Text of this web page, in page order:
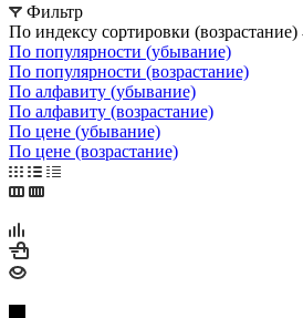
Фильтр
По индексу сортировки (возрастание)
По популярности (убывание)
По популярности (возрастание)
По алфавиту (убывание)
По алфавиту (возрастание)
По цене (убывание)
По цене (возрастание)